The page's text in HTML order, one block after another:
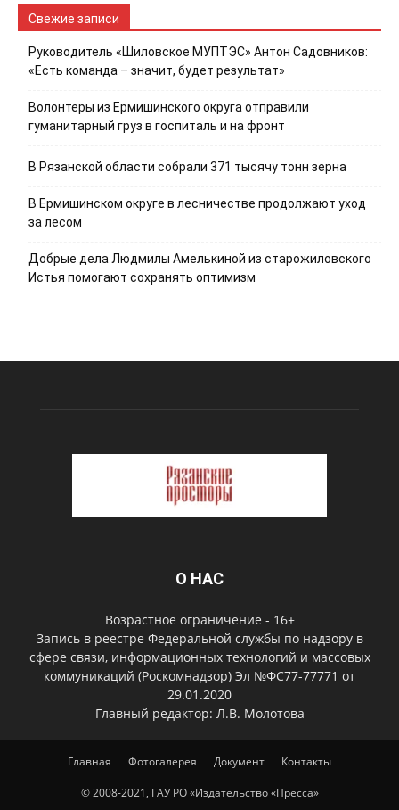
Свежие записи
Руководитель «Шиловское МУПТЭС» Антон Садовников:
«Есть команда – значит, будет результат»
Волонтеры из Ермишинского округа отправили
гуманитарный груз в госпиталь и на фронт
В Рязанской области собрали 371 тысячу тонн зерна
В Ермишинском округе в лесничестве продолжают уход
за лесом
Добрые дела Людмилы Амелькиной из старожиловского
Истья помогают сохранять оптимизм
О НАС
Возрастное ограничение - 16+
Запись в реестре Федеральной службы по надзору в
сфере связи, информационных технологий и массовых
коммуникаций (Роскомнадзор) Эл №ФС77-77771 от
29.01.2020
Главный редактор: Л.В. Молотова
Главная Фотогалерея Документ Контакты
© 2008-2021, ГАУ РО «Издательство «Пресса»